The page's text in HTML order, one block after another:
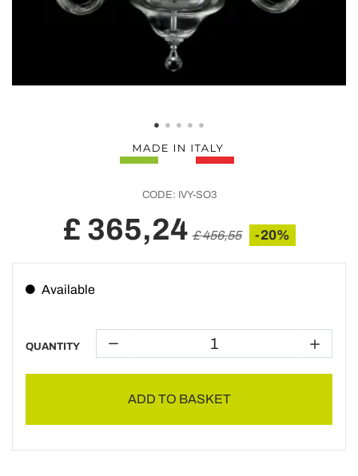
CODE: IVY-SO3
£ 365,24 £ 456,55 -20%
Available
QUANTITY
ADD TO BASKET